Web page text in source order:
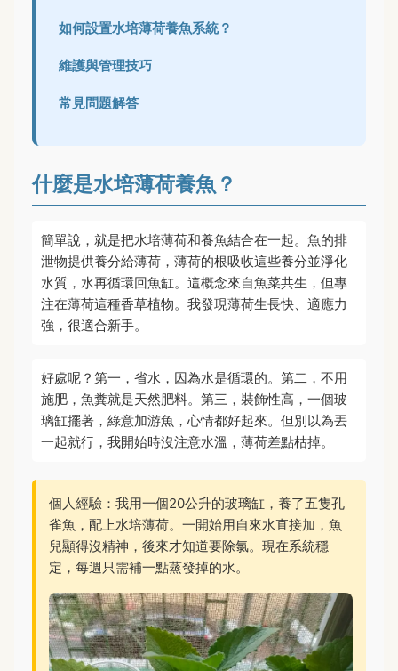
如何設置水培薄荷養魚系統？
維護與管理技巧
常見問題解答
什麼是水培薄荷養魚？
簡單說，就是把水培薄荷和養魚結合在一起。魚的排
泄物提供養分給薄荷，薄荷的根吸收這些養分並淨化
水質，水再循環回魚缸。這概念來自魚菜共生，但專
注在薄荷這種香草植物。我發現薄荷生長快、適應力
強，很適合新手。
好處呢？第一，省水，因為水是循環的。第二，不用
施肥，魚糞就是天然肥料。第三，裝飾性高，一個玻
璃缸擺著，綠意加游魚，心情都好起來。但別以為丟
一起就行，我開始時沒注意水溫，薄荷差點枯掉。
個人經驗：我用一個20公升的玻璃缸，養了五隻孔
雀魚，配上水培薄荷。一開始用自來水直接加，魚
兒顯得沒精神，後來才知道要除氯。現在系統穩
定，每週只需補一點蒸發掉的水。